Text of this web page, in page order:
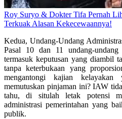
Roy Suryo & Dokter Tifa Pernah
Terkuak Alasan Kekecewaannya!
Kedua, Undang-Undang
Pasal 10 dan 11 undang-
termasuk keputusan yang diambil
tanpa keterbukaan yang
mengantongi kajian kelayakan
memutuskan pinjaman ini? IAW
tahu, di situlah letak potensi
administrasi pemerintahan yang
publik.